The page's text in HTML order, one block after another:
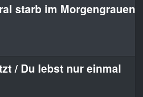
starb im Morgengrauen,
/ Du lebst nur einmal